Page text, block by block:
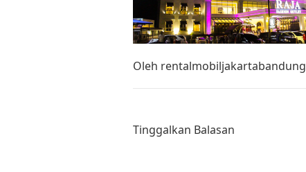
Oleh rentalmobiljakartabandung
Tinggalkan Balasan